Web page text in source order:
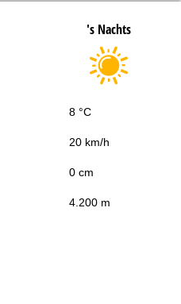
's Nachts
8 °C
20 km/h
0 cm
4.200 m